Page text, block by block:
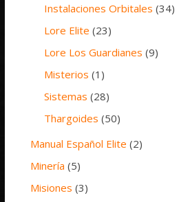
Instalaciones Orbitales (34)
Lore Elite (23)
Lore Los Guardianes (9)
Misterios (1)
Sistemas (28)
Thargoides (50)
Manual Español Elite (2)
Minería (5)
Misiones (3)